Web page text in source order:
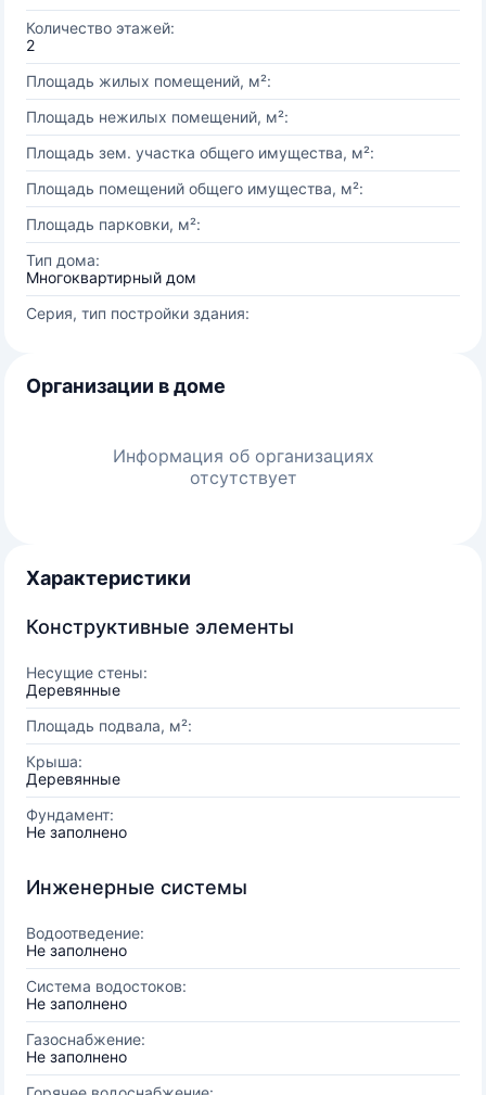
Количество этажей:
2
Площадь жилых помещений, м²:
Площадь нежилых помещений, м²:
Площадь зем. участка общего имущества, м²:
Площадь помещений общего имущества, м²:
Площадь парковки, м²:
Тип дома:
Многоквартирный дом
Серия, тип постройки здания:
Организации в доме
Информация об организациях
отсутствует
Характеристики
Конструктивные элементы
Несущие стены:
Деревянные
Площадь подвала, м²:
Крыша:
Деревянные
Фундамент:
Не заполнено
Инженерные системы
Водоотведение:
Не заполнено
Система водостоков:
Не заполнено
Газоснабжение:
Не заполнено